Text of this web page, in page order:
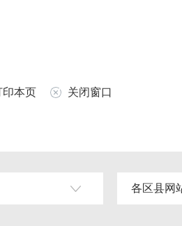
印本页 关闭窗口
各区县网